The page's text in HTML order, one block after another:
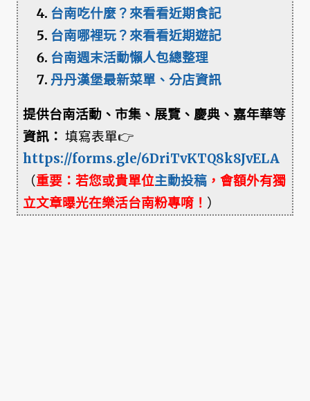
台南吃什麼？來看看近期食記
台南哪裡玩？來看看近期遊記
台南週末活動懶人包總整理
丹丹漢堡最新菜單、分店資訊
提供台南活動、市集、展覽、慶典、嘉年華等
資訊： 填寫表單👉
https://forms.gle/6DriTvKTQ8k8JvELA
（重要：若您或貴單位主動投稿 ，會額外有獨
立文章曝光在樂活台南粉專唷！ ）